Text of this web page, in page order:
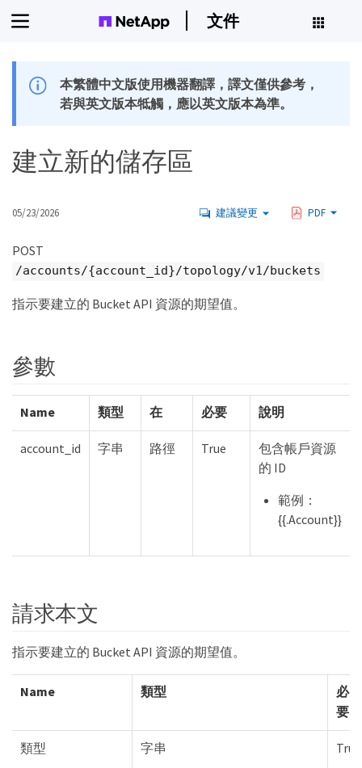
文件
本繁體中文版使用機器翻譯，譯文僅供參考，
若與英文版本牴觸，應以英文版本為準。
建立新的儲存區
05/23/2026 建議變更 PDF
POST
/accounts/{account_id}/topology/v1/buckets
指示要建立的 Bucket API 資源的期望值。
參數
Name 類型 在 必要 說明
account_id 字串 路徑 True
包含帳戶資源
的 ID
範例：
{{.Account}}
請求本文
指示要建立的 Bucket API 資源的期望值。
Name 類型
必
要
類型 字串 True